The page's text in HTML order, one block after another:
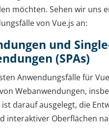
möchten. Sehen wir uns
von Vue.js an:
und
(SPAs)
Anwendungsfälle für
Webanwendungen,
ist darauf ausgelegt, die
interaktiver Oberflächen